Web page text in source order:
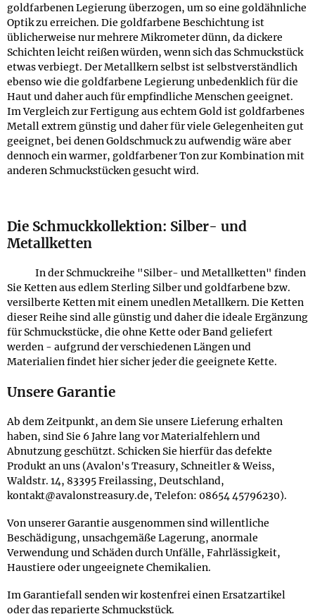
goldfarbenen Legierung überzogen, um so eine goldähnliche
Optik zu erreichen. Die goldfarbene Beschichtung ist
üblicherweise nur mehrere Mikrometer dünn, da dickere
Schichten leicht reißen würden, wenn sich das Schmuckstück
etwas verbiegt. Der Metallkern selbst ist selbstverständlich
ebenso wie die goldfarbene Legierung unbedenklich für die
Haut und daher auch für empfindliche Menschen geeignet.
Im Vergleich zur Fertigung aus echtem Gold ist goldfarbenes
Metall extrem günstig und daher für viele Gelegenheiten gut
geeignet, bei denen Goldschmuck zu aufwendig wäre aber
dennoch ein warmer, goldfarbener Ton zur Kombination mit
anderen Schmuckstücken gesucht wird.
Die Schmuckkollektion: Silber- und
Metallketten
In der Schmuckreihe "Silber- und Metallketten" finden
Sie Ketten aus edlem Sterling Silber und goldfarbene bzw.
versilberte Ketten mit einem unedlen Metallkern. Die Ketten
dieser Reihe sind alle günstig und daher die ideale Ergänzung
für Schmuckstücke, die ohne Kette oder Band geliefert
werden - aufgrund der verschiedenen Längen und
Materialien findet hier sicher jeder die geeignete Kette.
Unsere Garantie
Ab dem Zeitpunkt, an dem Sie unsere Lieferung erhalten
haben, sind Sie 6 Jahre lang vor Materialfehlern und
Abnutzung geschützt. Schicken Sie hierfür das defekte
Produkt an uns (Avalon's Treasury, Schneitler & Weiss,
Waldstr. 14, 83395 Freilassing, Deutschland,
kontakt@avalonstreasury.de, Telefon: 08654 45796230).
Von unserer Garantie ausgenommen sind willentliche
Beschädigung, unsachgemäße Lagerung, anormale
Verwendung und Schäden durch Unfälle, Fahrlässigkeit,
Haustiere oder ungeeignete Chemikalien.
Im Garantiefall senden wir kostenfrei einen Ersatzartikel
oder das reparierte Schmuckstück.